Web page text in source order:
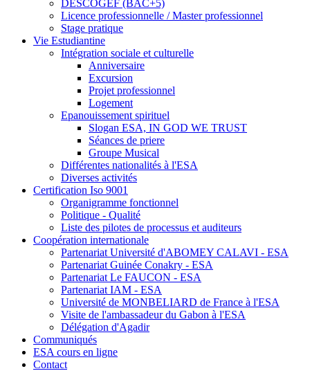
DESCOGEF (BAC+5)
Licence professionnelle / Master professionnel
Stage pratique
Vie Estudiantine
Intégration sociale et culturelle
Anniversaire
Excursion
Projet professionnel
Logement
Epanouissement spirituel
Slogan ESA, IN GOD WE TRUST
Séances de priere
Groupe Musical
Différentes nationalités à l'ESA
Diverses activités
Certification Iso 9001
Organigramme fonctionnel
Politique - Qualité
Liste des pilotes de processus et auditeurs
Coopération internationale
Partenariat Université d'ABOMEY CALAVI - ESA
Partenariat Guinée Conakry - ESA
Partenariat Le FAUCON - ESA
Partenariat IAM - ESA
Université de MONBELIARD de France à l'ESA
Visite de l'ambassadeur du Gabon à l'ESA
Délégation d'Agadir
Communiqués
ESA cours en ligne
Contact